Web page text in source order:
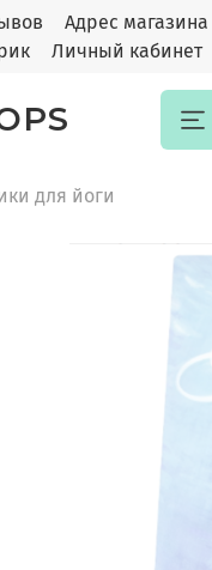
Адрес магазина
Личный кабинет
для йоги